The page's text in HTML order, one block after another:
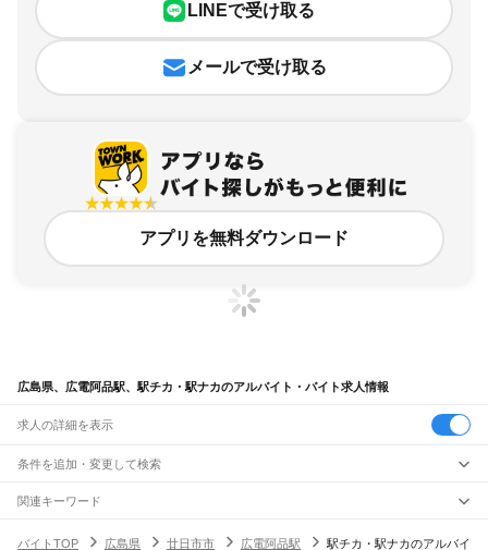
LINEで受け取る
メールで受け取る
アプリを無料ダウンロード
広島県、広電阿品駅、駅チカ・駅ナカのアルバイト・バイト求人情報
求人の詳細を表示
条件を追加・変更して検索
市区町村を追加・変更
広島県すべて
駅を追加・変更
関連キーワード
バイトTOP
広島県 廿日市市 広電阿品駅 駅チカ・駅ナカのアルバイ